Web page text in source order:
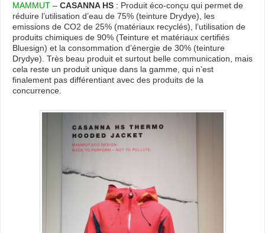
MAMMUT – CASANNA HS : Produit éco-conçu qui permet de
réduire l’utilisation d’eau de 75% (teinture Drydye), les
emissions de CO2 de 25% (matériaux recyclés), l’utilisation de
produits chimiques de 90% (Teinture et matériaux certifiés
Bluesign) et la consommation d’énergie de 30% (teinture
Drydye). Très beau produit et surtout belle communication, mais
cela reste un produit unique dans la gamme, qui n’est
finalement pas différentiant avec des produits de la
concurrence.